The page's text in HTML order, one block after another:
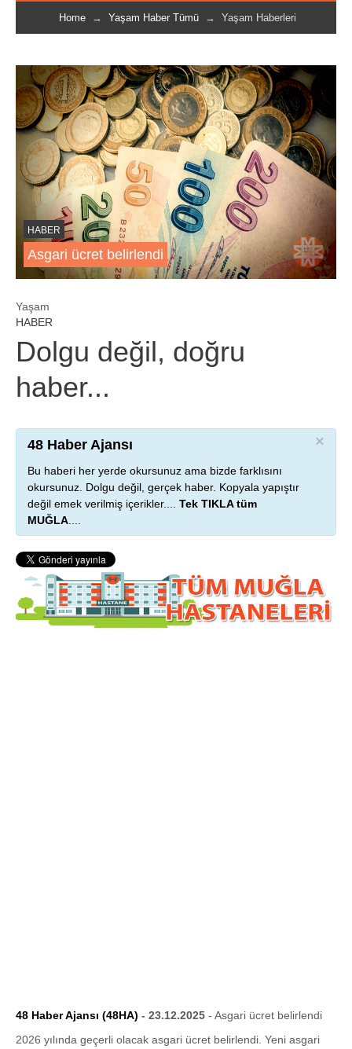
Home→ Yaşam Haber Tümü→ Yaşam Haberleri
HABER
Asgari ücret belirlendi
Yaşam
HABER
Dolgu değil, doğru
haber...
×
48 Haber Ajansı
Bu haberi her yerde okursunuz ama bizde farklısını
okursunuz. Dolgu değil, gerçek haber. Kopyala yapıştır
değil emek verilmiş içerikler.... Tek TIKLA tüm
MUĞLA
48 Haber Ajansı (48HA) - 23.12.2025 - Asgari ücret belirlendi
2026 yılında geçerli olacak asgari ücret belirlendi. Yeni asgari